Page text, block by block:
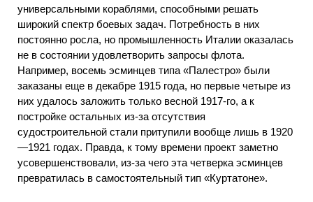
универсальными кораблями, способными решать
широкий спектр боевых задач. Потребность в них
постоянно росла, но промышленность Италии оказалась
не в состоянии удовлетворить запросы флота.
Например, восемь эсминцев типа «Палестро» были
заказаны еще в декабре 1915 года, но первые четыре из
них удалось заложить только весной 1917-го, а к
постройке остальных из-за отсутствия
судостроительной стали притупили вообще лишь в 1920
—1921 годах. Правда, к тому времени проект заметно
усовершенствовали, из-за чего эта четверка эсминцев
превратилась в самостоятельный тип «Куртатоне».